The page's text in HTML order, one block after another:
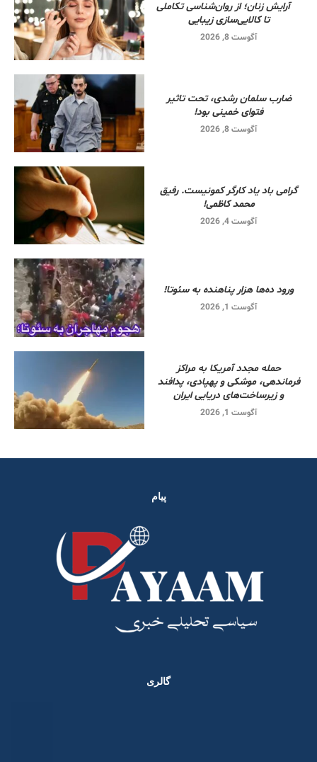
آرایش زنان؛ از روان‌شناسی تکاملی
تا کالایی‌سازی زیبایی
آگوست 8, 2026
ضارب سلمان رشدی، تحت تاثیر
فتوای خمینی بود!
آگوست 8, 2026
گرامی باد یاد کارگر کمونیست. رفیق
محمد کاظمی!
آگوست 4, 2026
ورود ده‌ها هزار پناهنده به سئوتا!
آگوست 1, 2026
حمله مجدد آمریکا به مراکز
فرماندهی، موشکی و پهپادی، پدافند
و زیرساخت‌های دریایی ایران
آگوست 1, 2026
پیام
گالری